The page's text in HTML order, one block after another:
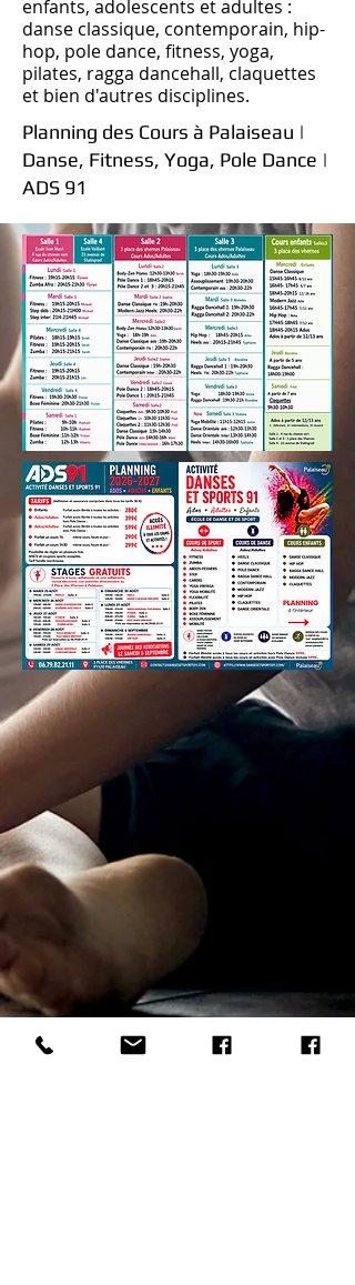
enfants, adolescents et adultes :
danse classique, contemporain, hip-
hop, pole dance, fitness, yoga,
pilates, ragga dancehall, claquettes
et bien d'autres disciplines.
Planning des Cours à Palaiseau |
Danse, Fitness, Yoga, Pole Dance |
ADS 91